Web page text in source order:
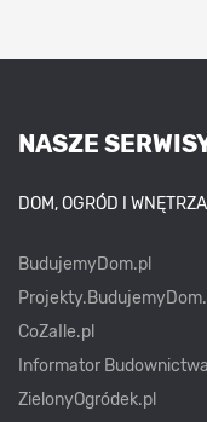
NASZE
DOM, OGRÓD I WNĘTRZA
BudujemyDom.pl
CoZaIle.pl
Informator Budownictwa
ZielonyOgródek.pl